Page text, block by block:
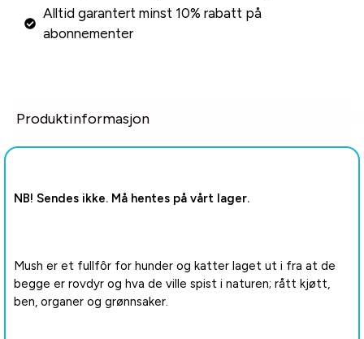
Alltid garantert minst 10% rabatt på
abonnementer
Produktinformasjon
NB! Sendes ikke. Må hentes på vårt lager.
Mush er et fullfôr for hunder og katter laget ut i fra at de
begge er rovdyr og hva de ville spist i naturen; rått kjøtt,
ben, organer og grønnsaker.